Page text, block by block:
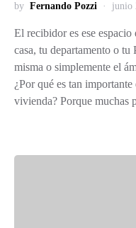
by Fernando Pozzi junio
El recibidor es ese espacio
casa, tu departamento o
misma o simplemente el
¿Por qué es tan
vivienda? Porque muchas